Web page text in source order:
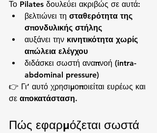
Το Pilates δουλεύει ακριβώς σε αυτά:
βελτιώνει τη σταθερότητα της
σπονδυλικής στήλης
αυξάνει την κινητικότητα χωρίς
απώλεια ελέγχου
διδάσκει σωστή αναπνοή (intra-
abdominal pressure)
👉 Γι’ αυτό χρησιμοποιείται ευρέως και
σε αποκατάσταση.
Πώς εφαρμόζεται σωστά